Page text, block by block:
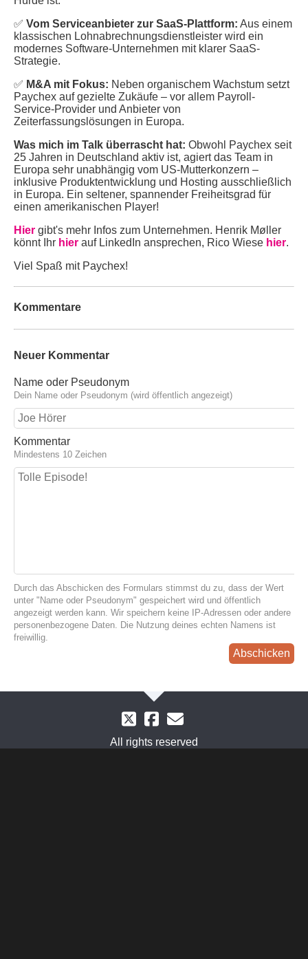
✅ Vom Serviceanbieter zur SaaS-Plattform: Aus einem
klassischen Lohnabrechnungsdienstleister wird ein
modernes Software-Unternehmen mit klarer SaaS-
Strategie.
✅ M&A mit Fokus: Neben organischem Wachstum setzt
Paychex auf gezielte Zukäufe – vor allem Payroll-
Service-Provider und Anbieter von
Zeiterfassungslösungen in Europa.
Was mich im Talk überrascht hat: Obwohl Paychex seit
25 Jahren in Deutschland aktiv ist, agiert das Team in
Europa sehr unabhängig vom US-Mutterkonzern –
inklusive Produktentwicklung und Hosting ausschließlich
in Europa. Ein seltener, spannender Freiheitsgrad für
einen amerikanischen Player!
Hier gibt's mehr Infos zum Unternehmen. Henrik Møller
könnt Ihr hier auf LinkedIn ansprechen, Rico Wiese hier.
Viel Spaß mit Paychex!
Kommentare
Neuer Kommentar
Name oder Pseudonym
Dein Name oder Pseudonym (wird öffentlich angezeigt)
Kommentar
Mindestens 10 Zeichen
Durch das Abschicken des Formulars stimmst du zu, dass der Wert
unter "Name oder Pseudonym" gespeichert wird und öffentlich
angezeigt werden kann. Wir speichern keine IP-Adressen oder andere
personenbezogene Daten. Die Nutzung deines echten Namens ist
freiwillig.
Abschicken
All rights reserved